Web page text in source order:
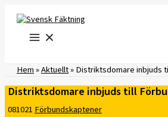
innehåll
Hem»Aktuellt»Distriktsdomare inbjuds
Distriktsdomare inbjuds till
081021Förbundskaptener